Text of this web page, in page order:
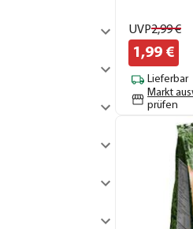
UVP2,99€
1,99 €
Lieferbar
Markt
prüfen